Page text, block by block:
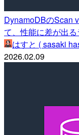
DynamoDBのScan
て、性能に差が出
はすと ( sasaki
2026.02.09